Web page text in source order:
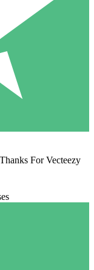
For Vecteezy